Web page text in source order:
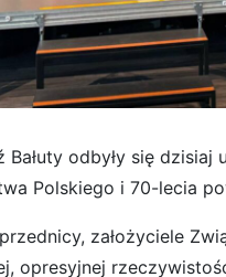
Bałuty odbyły się
Polskiego i 70-lecia
założyciele
opresyjnej